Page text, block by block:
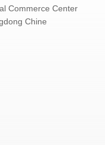
Commerce Center
Chine